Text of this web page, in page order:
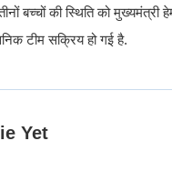
बच्चों की स्थिति को मुख्यमंत्री
टीम सक्रिय हो गई है.